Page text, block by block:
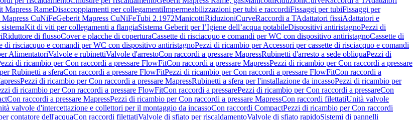
Mapress RameDisaccoppiamenti per collegamentiImpermeabilizzazioni per tubi e raccordiFissaggi per tubiFissaggi per
Mapress CuNiFeGeberit Mapress CuNiFeTubi 2.1972ManicottiRiduzioniCurveRaccordi a TAdattatori fissiAdattatori e
Kit di viti per collegamenti a flangiaSistema Geberit per l’Igiene dell’acqua potabileDispositivi antiristagnoPezzi di
Riduttore di flussoCover e placche di coperturaCassette di risciacquo e comandi per WC con dispositivo antiristagnoCassette di
di risciacquo e comandi per WC con dispositivo antiristagnoPezzi di ricambio per Accessori per cassette di risciacquo e comandi
AlimentatoriValvole e rubinettiValvole d'arrestoCon raccordi a pressare MapressRubinetti d'arresto a sede obliquaPezzi di
di ricambio per Con raccordi a pressare FlowFitCon raccordi a pressare MapressPezzi di ricambio per Con raccordi a pressare
Rubinetti a sferaCon raccordi a pressare FlowFitPezzi di ricambio per Con raccordi a pressare FlowFitCon raccordi a
Pezzi di ricambio per Con raccordi a pressare MapressRubinetti a sfera per l'installazione da incassoPezzi di ricambio per
di ricambio per Con raccordi a pressare FlowFitCon raccordi a pressarePezzi di ricambio per Con raccordi a pressareCon
Con raccordi a pressare MapressPezzi di ricambio per Con raccordi a pressare MapressCon raccordi filettatiUnità valvole
valvole d'intercettazione e collettori per il montaggio da incassoCon raccordi CompactPezzi di ricambio per Con raccordi
contatore dell'acquaCon raccordi filettatiValvole di sfiato per riscaldamentoValvole di sfiato rapidoSistemi di pannelli